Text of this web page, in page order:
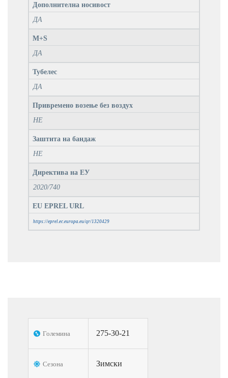
Дополнителна носивост
ДА
M+S
ДА
Тубелес
ДА
Привремено возење без воздух
НЕ
Заштита на бандаж
НЕ
Директива на ЕУ
2020/740
EU EPREL URL
https://eprel.ec.europa.eu/qr/1320429
Големина 275-30-21
Сезона Зимски